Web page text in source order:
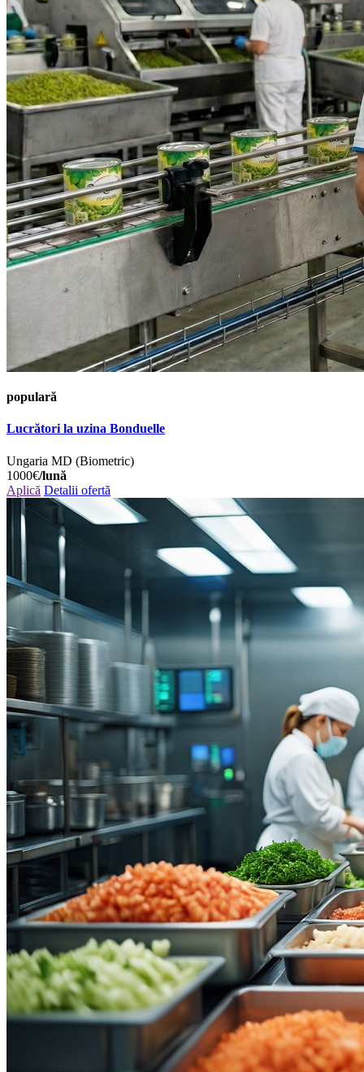
populară
Lucrători la uzina Bonduelle
Ungaria MD (Biometric)
1000€/lună
Aplică Detalii ofertă